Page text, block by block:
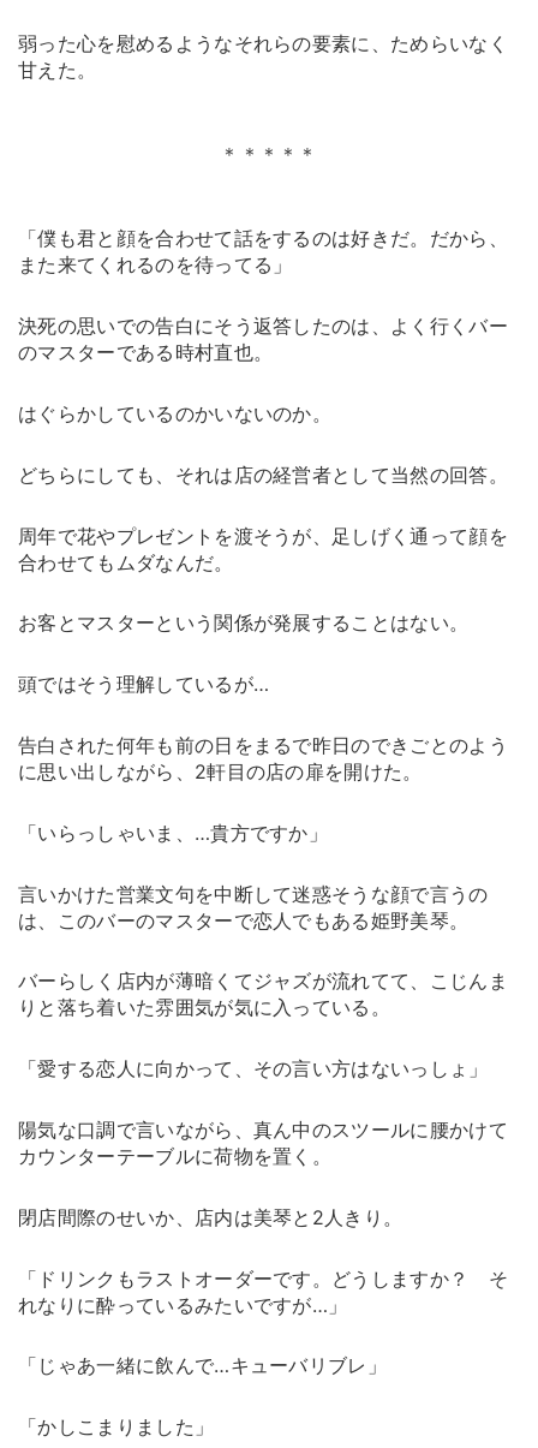
弱った心を慰めるようなそれらの要素に、ためらいなく
甘えた。
＊＊＊＊＊
「僕も君と顔を合わせて話をするのは好きだ。だから、
また来てくれるのを待ってる」
決死の思いでの告白にそう返答したのは、よく行くバー
のマスターである時村直也。
はぐらかしているのかいないのか。
どちらにしても、それは店の経営者として当然の回答。
周年で花やプレゼントを渡そうが、足しげく通って顔を
合わせてもムダなんだ。
お客とマスターという関係が発展することはない。
頭ではそう理解しているが…
告白された何年も前の日をまるで昨日のできごとのよう
に思い出しながら、2軒目の店の扉を開けた。
「いらっしゃいま、…貴方ですか」
言いかけた営業文句を中断して迷惑そうな顔で言うの
は、このバーのマスターで恋人でもある姫野美琴。
バーらしく店内が薄暗くてジャズが流れてて、こじんま
りと落ち着いた雰囲気が気に入っている。
「愛する恋人に向かって、その言い方はないっしょ」
陽気な口調で言いながら、真ん中のスツールに腰かけて
カウンターテーブルに荷物を置く。
閉店間際のせいか、店内は美琴と2人きり。
「ドリンクもラストオーダーです。どうしますか？ そ
れなりに酔っているみたいですが…」
「じゃあ一緒に飲んで…キューバリブレ」
「かしこまりました」